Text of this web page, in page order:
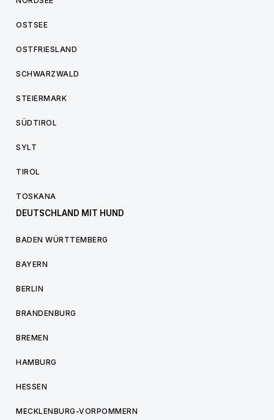
OSTSEE
OSTFRIESLAND
SCHWARZWALD
STEIERMARK
SÜDTIROL
SYLT
TIROL
TOSKANA
DEUTSCHLAND MIT HUND
BADEN WÜRTTEMBERG
BAYERN
BERLIN
BRANDENBURG
BREMEN
HAMBURG
HESSEN
MECKLENBURG-VORPOMMERN